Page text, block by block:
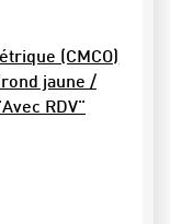
(CMCO)
jaune /
RDV"